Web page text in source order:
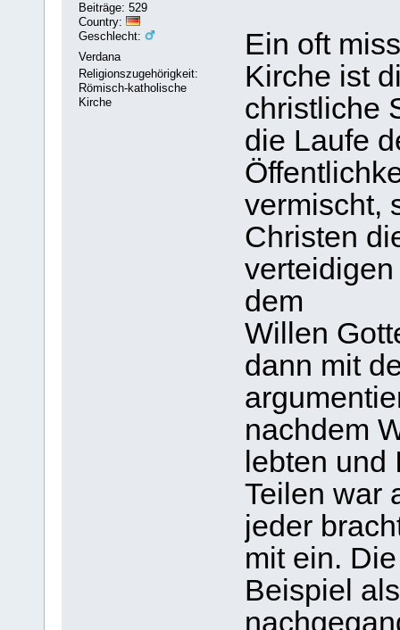
Beiträge: 529
Country:
Geschlecht:
Verdana
Religionszugehörigkeit:
Römisch-katholische
Kirche
Ein oft
Kirche ist
christliche
die Laufe
vermischt,
Christen
dem
Willen
dann mit
nachdem
lebten
Teilen war
jeder
mit ein.
Beispiel